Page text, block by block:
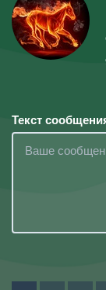
Текст